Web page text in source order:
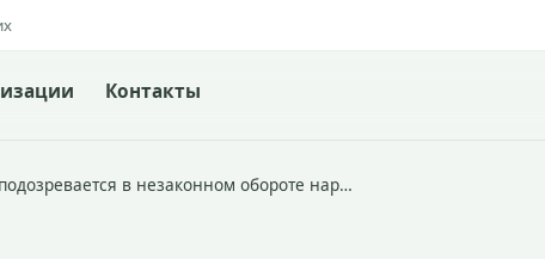
Контакты
в незаконном обороте нар…